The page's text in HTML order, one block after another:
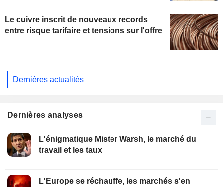
Le cuivre inscrit de nouveaux records
entre risque tarifaire et tensions sur l'offre
Dernières actualités
Dernières analyses
L'énigmatique Mister Warsh, le marché du
travail et les taux
L'Europe se réchauffe, les marchés s'en